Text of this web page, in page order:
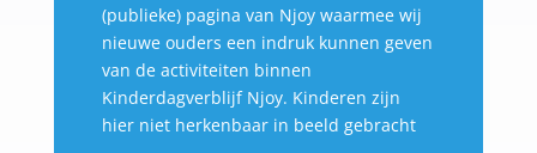
(publieke) pagina van Njoy waarmee wij
nieuwe ouders een indruk kunnen geven
van de activiteiten binnen
Kinderdagverblijf Njoy. Kinderen zijn
hier niet herkenbaar in beeld gebracht